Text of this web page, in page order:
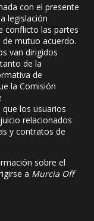
con el presente
legislación
conflicto las partes
mutuo acuerdo.
van dirigidos
de la
de
la Comisión
que los usuarios
relacionados
y contratos de
sobre el
a Murcia Off